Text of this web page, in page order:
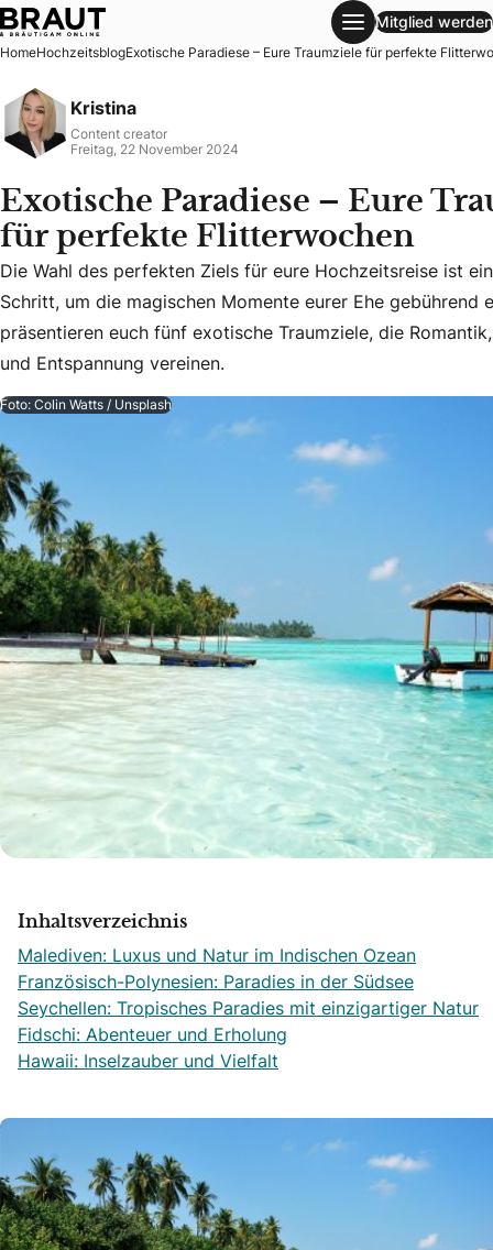
Exotische Paradiese – Eure Traumziele für perfekte
Mitglied werden
HomeHochzeitsblogExotische Paradiese – Eure Traumziele für perfekte
Kristina
Content creator
Freitag, 22 November 2024
Exotische Paradiese – Eure
für perfekte Flitterwochen
Die Wahl des perfekten Ziels für eure Hochzeitsreise ist
Die Wahl des perfekten Ziels für eure Hochzeitsreise ist
Schritt, um die magischen Momente eurer Ehe gebührend
präsentieren euch fünf exotische Traumziele, die
und Entspannung vereinen.
Foto: Colin Watts / Unsplash
Inhaltsverzeichnis
Malediven: Luxus und Natur im Indischen Ozean
Französisch-Polynesien: Paradies in der Südsee
Seychellen: Tropisches Paradies mit einzigartiger Natur
Fidschi: Abenteuer und Erholung
Hawaii: Inselzauber und Vielfalt